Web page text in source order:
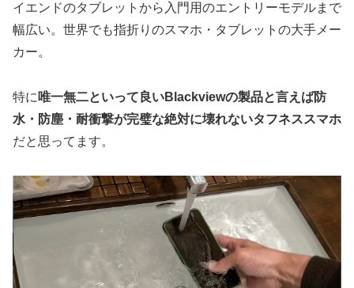
イエンドのタブレットから入門用のエントリーモデルまで
幅広い。世界でも指折りのスマホ・タブレットの大手メー
カー。
特に 唯一無二といって良いBlackviewの製品と言えば防
水・防塵・耐衝撃が完璧な絶対に壊れないタフネススマホ
だと思ってます。